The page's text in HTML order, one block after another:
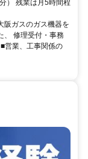
） 残業は月5時間程
ガスのガス機器を
、 修理受付・事務
営業、工事関係の